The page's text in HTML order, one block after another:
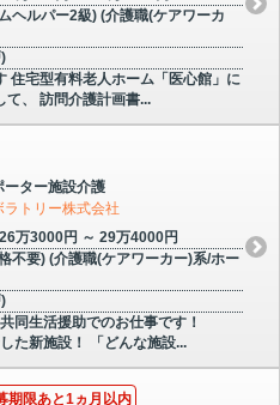
ヘルパー2級) (介護職(ケアワーカ
住宅型有料老人ホーム「医心館」に
て、 訪問介護計画書...
ーター施設介護
トリー株式会社
万3000円 ～ 29万4000円
不要) (介護職(ケアワーカー)系/ホー
同生活援助でのお仕事です！
た新施設！ 「どんな施設...
期限あと1ヵ月以内